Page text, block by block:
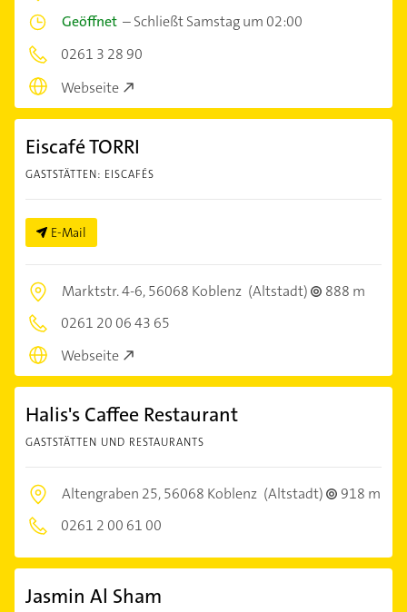
Geöffnet –Schließt Samstag um 02:00
0261 3 28 90
Webseite
Eiscafé TORRI
GASTSTÄTTEN: EISCAFÉS
E-Mail
Marktstr. 4-6,56068 Koblenz (Altstadt)
888 m
0261 20 06 43 65
Webseite
Halis's Caffee Restaurant
GASTSTÄTTEN UND RESTAURANTS
Altengraben 25,56068 Koblenz (Altstadt)
918 m
0261 2 00 61 00
Jasmin Al Sham